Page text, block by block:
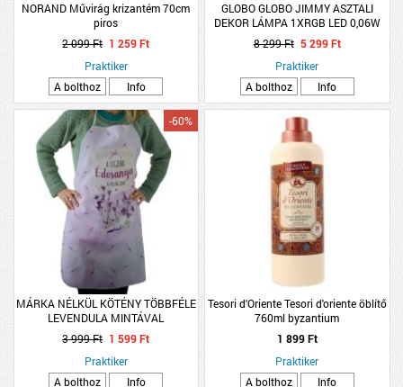
NORAND Művirág krizantém 70cm
piros
2 099 Ft 1 259 Ft
Praktiker
A bolthoz
Info
GLOBO GLOBO JIMMY ASZTALI
DEKOR LÁMPA 1XRGB LED 0,06W
8,2X29 CM 3XAAA SZÍNVÁLTÓS
RÓZSA AKRIL
8 299 Ft 5 299 Ft
Praktiker
A bolthoz
Info
MÁRKA NÉLKÜL KÖTÉNY TÖBBFÉLE
LEVENDULA MINTÁVAL
80X60X0,2CM POLIÉSZTER
-60%
3 999 Ft 1 599 Ft
Praktiker
A bolthoz
Info
Tesori d'Oriente Tesori d'oriente öblítő
760ml byzantium
1 899 Ft
Praktiker
A bolthoz
Info